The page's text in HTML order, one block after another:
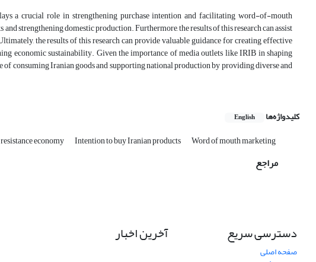
a crucial role in strengthening purchase intention and facilitating word-of-mouth
strengthening domestic production. Furthermore, the results of this research can assist
the results of this research can provide valuable guidance for creating effective
economic sustainability. Given the importance of media outlets like IRIB in shaping
consuming Iranian goods and supporting national production by providing diverse and
کلیدواژه‌ها English
economy Intention to buy Iranian products Word of mouth marketing
مراجع
دسترسی سریع
صفحه اصلی
آخرین اخبار